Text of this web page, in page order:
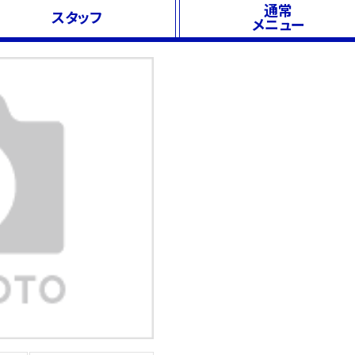
スタッフ 通常
メニュー